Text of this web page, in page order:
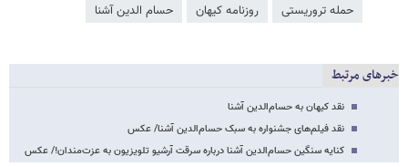
حمله تروریستی روزنامه کیهان حسام‌ الدین آشنا
خبرهای مرتبط
نقد کیهان به حسام‌الدین آشنا
نقد فیلم‌های جشنواره به سبک حسام‌الدین آشنا/ عکس
کنایه سنگین حسام‌الدین آشنا درباره سرقت آرشیو تلویزیون به عزت‌مندان!/ عکس